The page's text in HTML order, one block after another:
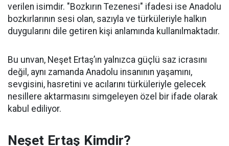
verilen isimdir. "Bozkırın Tezenesi" ifadesi ise Anadolu
bozkırlarının sesi olan, sazıyla ve türküleriyle halkın
duygularını dile getiren kişi anlamında kullanılmaktadır.
Bu unvan, Neşet Ertaş’ın yalnızca güçlü saz icrasını
değil, aynı zamanda Anadolu insanının yaşamını,
sevgisini, hasretini ve acılarını türküleriyle gelecek
nesillere aktarmasını simgeleyen özel bir ifade olarak
kabul ediliyor.
Neşet Ertaş Kimdir?